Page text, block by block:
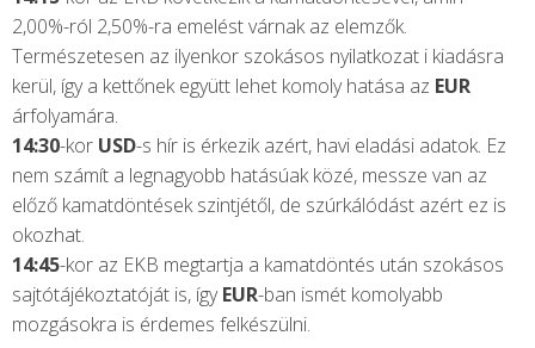
2,00%-ról 2,50%-ra emelést várnak az elemzők.
Természetesen az ilyenkor szokásos nyilatkozat i kiadásra
kerül, így a kettőnek együtt lehet komoly hatása az EUR
árfolyamára.
14:30-kor USD-s hír is érkezik azért, havi eladási adatok. Ez
nem számít a legnagyobb hatásúak közé, messze van az
előző kamatdöntések szintjétől, de szúrkálódást azért ez is
okozhat.
14:45-kor az EKB megtartja a kamatdöntés után szokásos
sajtótájékoztatóját is, ígyEUR-ban ismét komolyabb
mozgásokra is érdemes felkészülni.